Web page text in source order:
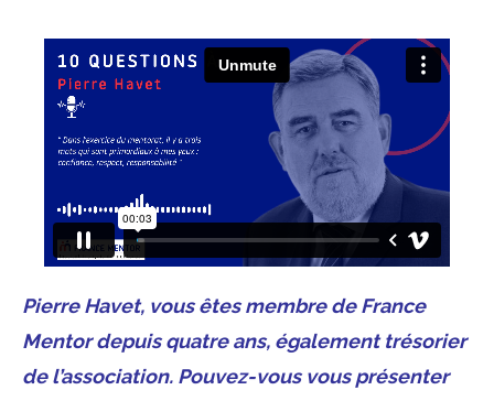
Pierre Havet, vous êtes membre de France
Mentor depuis quatre ans, également trésorier
de l’association. Pouvez-vous vous présenter